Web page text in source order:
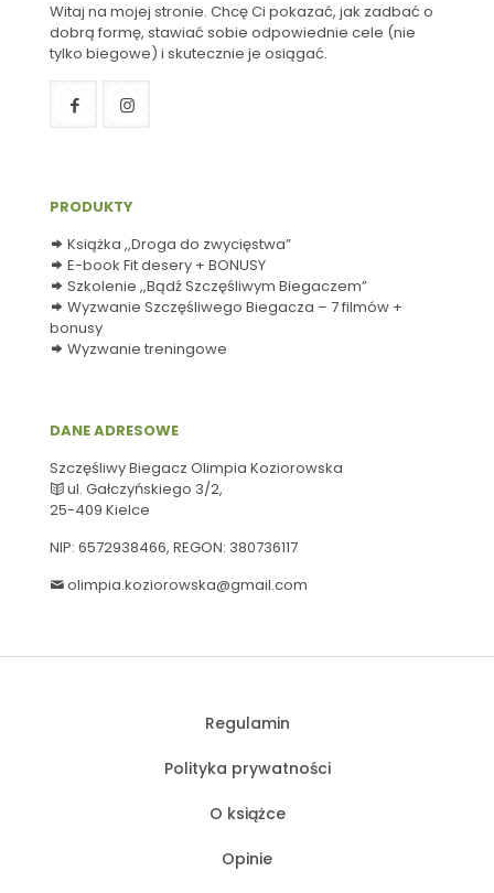
Witaj na mojej stronie. Chcę Ci pokazać, jak zadbać o
dobrą formę, stawiać sobie odpowiednie cele (nie
tylko biegowe) i skutecznie je osiągać.
PRODUKTY
Książka ,,Droga do zwycięstwa”
E-book Fit desery + BONUSY
Szkolenie ,,Bądź Szczęśliwym Biegaczem”
Wyzwanie Szczęśliwego Biegacza – 7 filmów +
bonusy
Wyzwanie treningowe
DANE ADRESOWE
Szczęśliwy Biegacz Olimpia Koziorowska
ul. Gałczyńskiego 3/2,
25-409 Kielce
NIP: 6572938466, REGON: 380736117
olimpia.koziorowska@gmail.com
Regulamin
Polityka prywatności
O książce
Opinie